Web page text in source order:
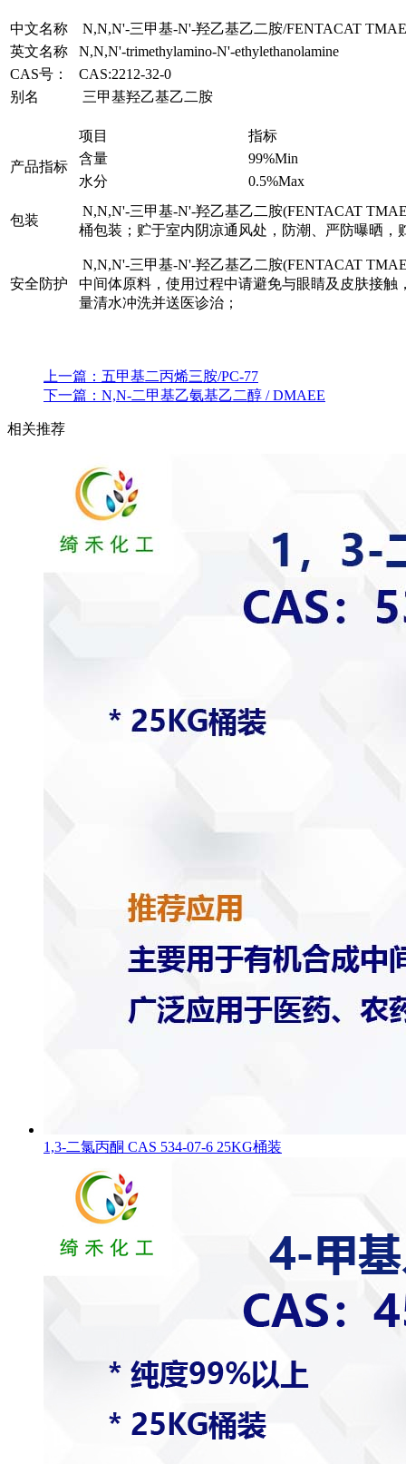
中文名称
N,N,N'-三甲基-N'-羟乙基乙二胺/FENTACAT
英文名称
N,N,N'-trimethylamino-N'-ethylethanolamine
CAS号：
CAS:2212-32-0
别名
三甲基羟乙基乙二胺
产品指标
项目
指标
含量
99%Min
水分
0.5%Max
包装
N,N,N'-三甲基-N'-羟乙基乙二胺(FENTACAT
桶包装；贮于室内阴凉通风处，防潮、严防曝晒，
安全防护
N,N,N'-三甲基-N'-羟乙基乙二胺(FENTACAT
中间体原料，使用过程中请避免与眼睛及皮肤接触
量清水冲洗并送医诊治；
上一篇： 五甲基二丙烯三胺/PC-77
下一篇： N,N-二甲基乙氨基乙二醇 / DMAEE
相关推荐
1,3-二氯丙酮 CAS 534-07-6 25KG桶装